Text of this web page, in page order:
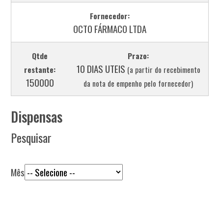
Fornecedor:
OCTO FÁRMACO LTDA
Qtde
restante:
150000
Prazo:
10 DIAS UTEIS (a partir do recebimento
da nota de empenho pelo fornecedor)
Dispensas
Pesquisar
Mês